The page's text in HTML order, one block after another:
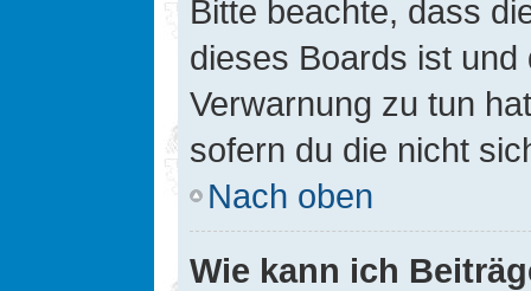
Bitte beachte, dass
dieses Boards ist
Verwarnung zu tun
sofern du die nicht
Nach oben
Wie kann ich